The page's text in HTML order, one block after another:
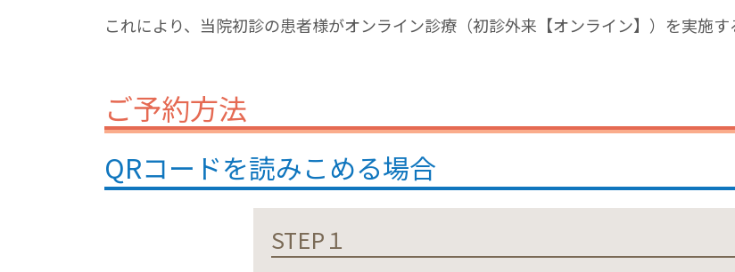
これにより、当院初診の患者様がオンライン診療（初診外来【オンライン】）を実施す
ご予約⽅法
QRコードを読みこめる場合
STEP１